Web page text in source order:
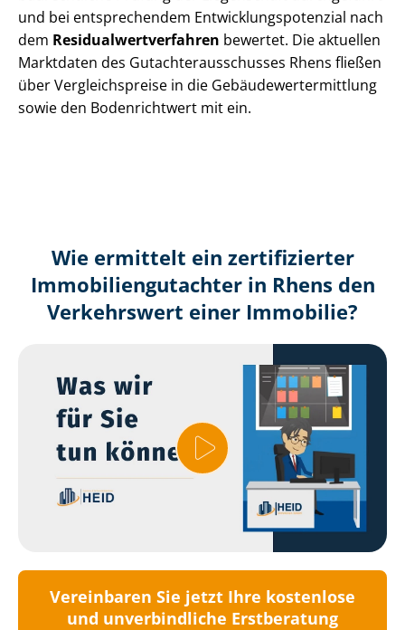
und bei entsprechendem Ent­wick­lungs­po­ten­zi­al nach
dem Re­si­du­al­wert­ver­fah­ren bewertet. Die aktuellen
Marktdaten des Gut­ach­ter­aus­schus­ses Rhens fließen
über Ver­gleichs­prei­se in die Ge­bäu­de­wert­ermitt­lung
sowie den Bodenrichtwert mit ein.
Wie ermittelt ein zertifizierter
Immobilien­gutachter in Rhens den
Verkehrswert einer Immobilie?
Vereinbaren Sie jetzt Ihre kostenlose
und unverbindliche Erstberatung